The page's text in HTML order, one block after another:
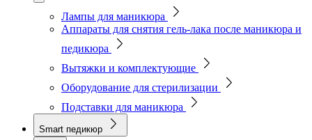
Лампы для маникюра
Аппараты для снятия гель-лака после маникюра и
педикюра
Вытяжки и комплектующие
Оборудование для стерилизации
Подставки для маникюра
Smart педикюр